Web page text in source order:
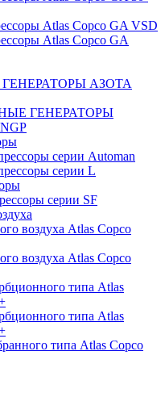
Atlas Copco GA VSD
Atlas Copco GA
АЗОТА
ГЕНЕРАТОРЫ
серии Automan
серии L
серии SF
воздуха Atlas Copco
воздуха Atlas Copco
типа Atlas
типа Atlas
типа Atlas Copco